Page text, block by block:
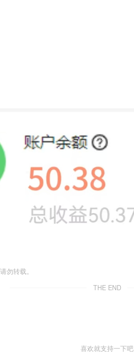
勿转载。
THE END
喜欢就支持一下吧